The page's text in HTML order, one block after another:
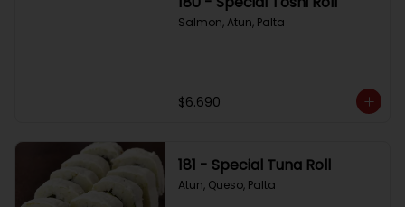
Salmon, Atun, Palta
$6.690
181 - Special Tuna Roll
Atun, Queso, Palta